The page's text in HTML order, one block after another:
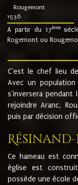
Rougemont
1536
A partir du 17ème
Rogemont ou
C'est le chef lieu
Avec un
s'inversera
rejoindre Aranc,
puis par décision
Résinand-
Ce hameau est
église est
possède une école